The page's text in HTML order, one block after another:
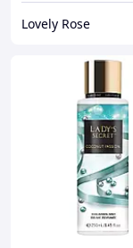
Lovely Rose